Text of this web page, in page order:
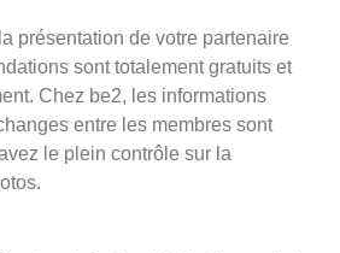
présentation de votre partenaire
sont totalement gratuits et
Chez be2, les informations
entre les membres sont
le plein contrôle sur la